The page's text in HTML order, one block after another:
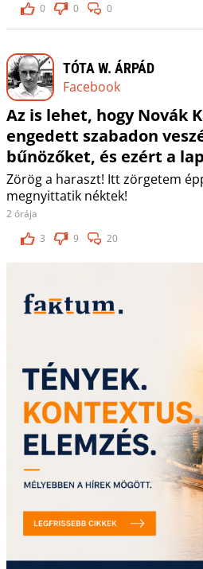
0
0 0
TÓTA W. ÁRPÁD
Facebook
Az is lehet, hogy Novák
engedett szabadon
bűnözőket, és ezért a
Zörög a haraszt! Itt zörgetem
megnyittatik néktek!
2 órája
3
9 20